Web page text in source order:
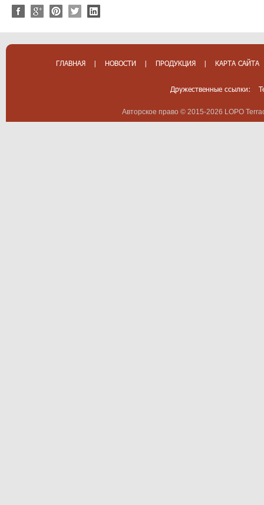
ГЛАВНАЯ | НОВОСТИ | ПРОДУКЦИЯ | КАРТА САЙТА
Дружественные ссылки:
Авторское право © 2015-2026 LOPO